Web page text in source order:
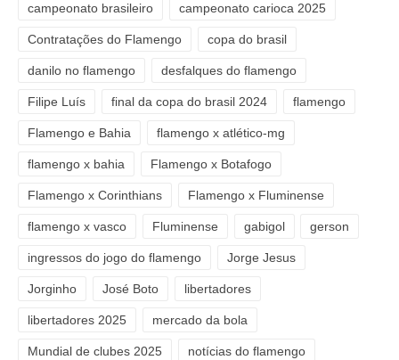
campeonato brasileiro campeonato carioca 2025
Contratações do Flamengo copa do brasil
danilo no flamengo desfalques do flamengo
Filipe Luís final da copa do brasil 2024 flamengo
Flamengo e Bahia flamengo x atlético-mg
flamengo x bahia Flamengo x Botafogo
Flamengo x Corinthians Flamengo x Fluminense
flamengo x vasco Fluminense gabigol gerson
ingressos do jogo do flamengo Jorge Jesus
Jorginho José Boto libertadores
libertadores 2025 mercado da bola
Mundial de clubes 2025 notícias do flamengo